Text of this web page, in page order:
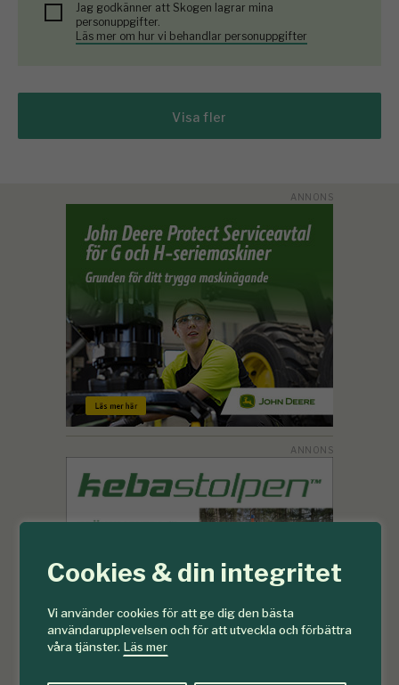
Cookies & din integritet
Vi använder cookies för att ge dig den bästa
användarupplevelsen och för att utveckla och förbättra
våra tjänster. Läs mer
Jag godkänner att Skogen lagrar mina
personuppgifter.
Läs mer om hur vi behandlar personuppgifter
Visa fler